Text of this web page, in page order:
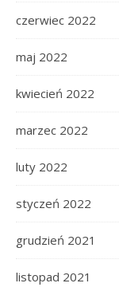
czerwiec 2022
maj 2022
kwiecień 2022
marzec 2022
luty 2022
styczeń 2022
grudzień 2021
listopad 2021